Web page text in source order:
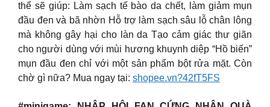
thể sẽ giúp: Làm sạch tế bào da chết, làm giảm mụn
đầu đen và bã nhờn Hỗ trợ làm sạch sâu lỗ chân lông
mà không gây hại cho làn da Tạo cảm giác thư giãn
cho người dùng với mùi hương khuynh diệp “Hồ biến”
mụn đầu đen chỉ với một sản phẩm bột rửa mặt. Còn
chờ gì nữa? Mua ngay tại: shopee.vn?42fT5FS